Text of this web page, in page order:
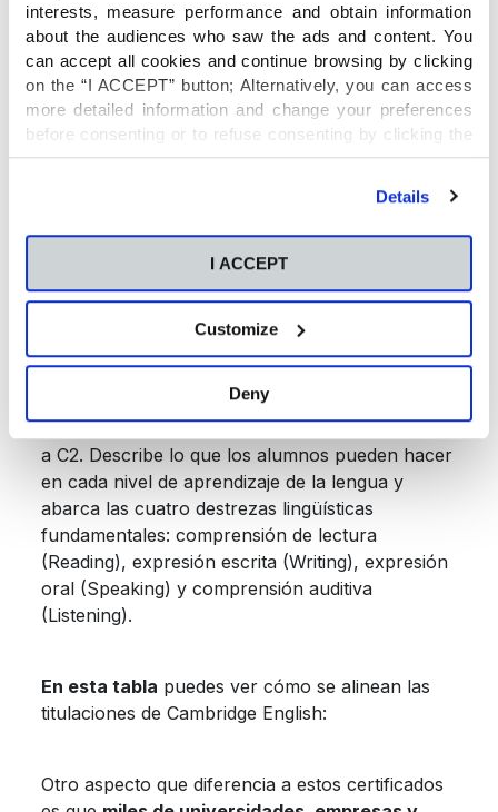
interests, measure performance and obtain information
about the audiences who saw the ads and content. You
can accept all cookies and continue browsing by clicking
on the “I ACCEPT” button; Alternatively, you can access
more detailed information and change your preferences
before consenting or to refuse consenting by clicking the
"Personalize" button. For more information you can visit
Details
I ACCEPT
Customize
Deny
Cambridge Englishofrece un trayecto de
aprendizaje homogéneo desdePre A1 Starters
hastaC2 Proficiency.
Otro aspecto importante es que todas las tareas
se basan en situaciones reales y ponen
y comprensión auditiva—, por lo que al
prepararse para sus exámenes, los alumnos
desarrollan las competencias que necesitan
dentro y fuera de clase.
El MCER consta de seis niveles que van desde A1
a C2. Describe lo que los alumnos pueden hacer
en cada nivel de aprendizaje de la lengua y
abarca las cuatro destrezas lingüísticas
fundamentales: comprensión de lectura
(Reading), expresión escrita (Writing), expresión
oral (Speaking) y comprensión auditiva
(Listening).
En esta tabla puedes ver cómo se alinean las
titulaciones de Cambridge English:
Otro aspecto que diferencia a estos certificados